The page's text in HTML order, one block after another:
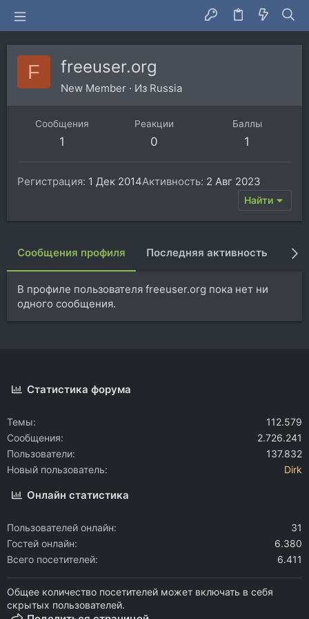
F freeuser.org
New Member · Из Russia
Сообщения
1
Реакции
0
Баллы
1
Регистрация 1 Дек 2014Активность 2 Авг 2023
Найти
Сообщения профиля Последняя активность
В профиле пользователя freeuser.org пока нет ни
одного сообщения.
Статистика форума
Темы
112.579
Сообщения
2.726.241
Пользователи
137.832
Новый пользователь
Dirk
Онлайн статистика
Пользователей онлайн
31
Гостей онлайн
6.380
Всего посетителей
6.411
Общее количество посетителей может включать в себя
скрытых пользователей.